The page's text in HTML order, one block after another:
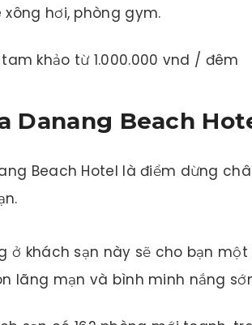
hơi, phòng gym.
khảo từ 1.000.000 vnd / đêm
Danang Beach
Beach Hotel là điểm dừng
ở khách sạn này sẽ cho bạn
lãng mạn và bình minh nắng